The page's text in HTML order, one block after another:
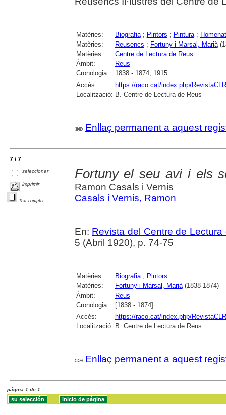
Matèries: Biografia; Pintors ; Pintura;
Matèries:
Reusencs ; Fortuny i Marsal, Marià
Matèries:
Centre de Lectura de Reus
Àmbit:
Reus
Cronologia:
1838 - 1874; 1915
Accés:
https://raco.cat/index.php/
Localització: B. Centre de Lectura de Reus
Enllaç permanent a aquest
7 / 7
seleccionar
imprimir
Text complet
Fortuny el seu avi i els
Ramon Casals i Vernis
Casals i Vernis, Ramon
En: Revista del Centre de Lectura
5 (Abril 1920), p. 74-75
Matèries: Biografia; Pintors
Matèries:
Fortuny i Marsal, Marià(1838-1874)
Àmbit:
Reus
Cronologia:
[1838 - 1874]
Accés:
https://raco.cat/index.php/
Localització: B. Centre de Lectura de Reus
Enllaç permanent a aquest
página 1 de 1